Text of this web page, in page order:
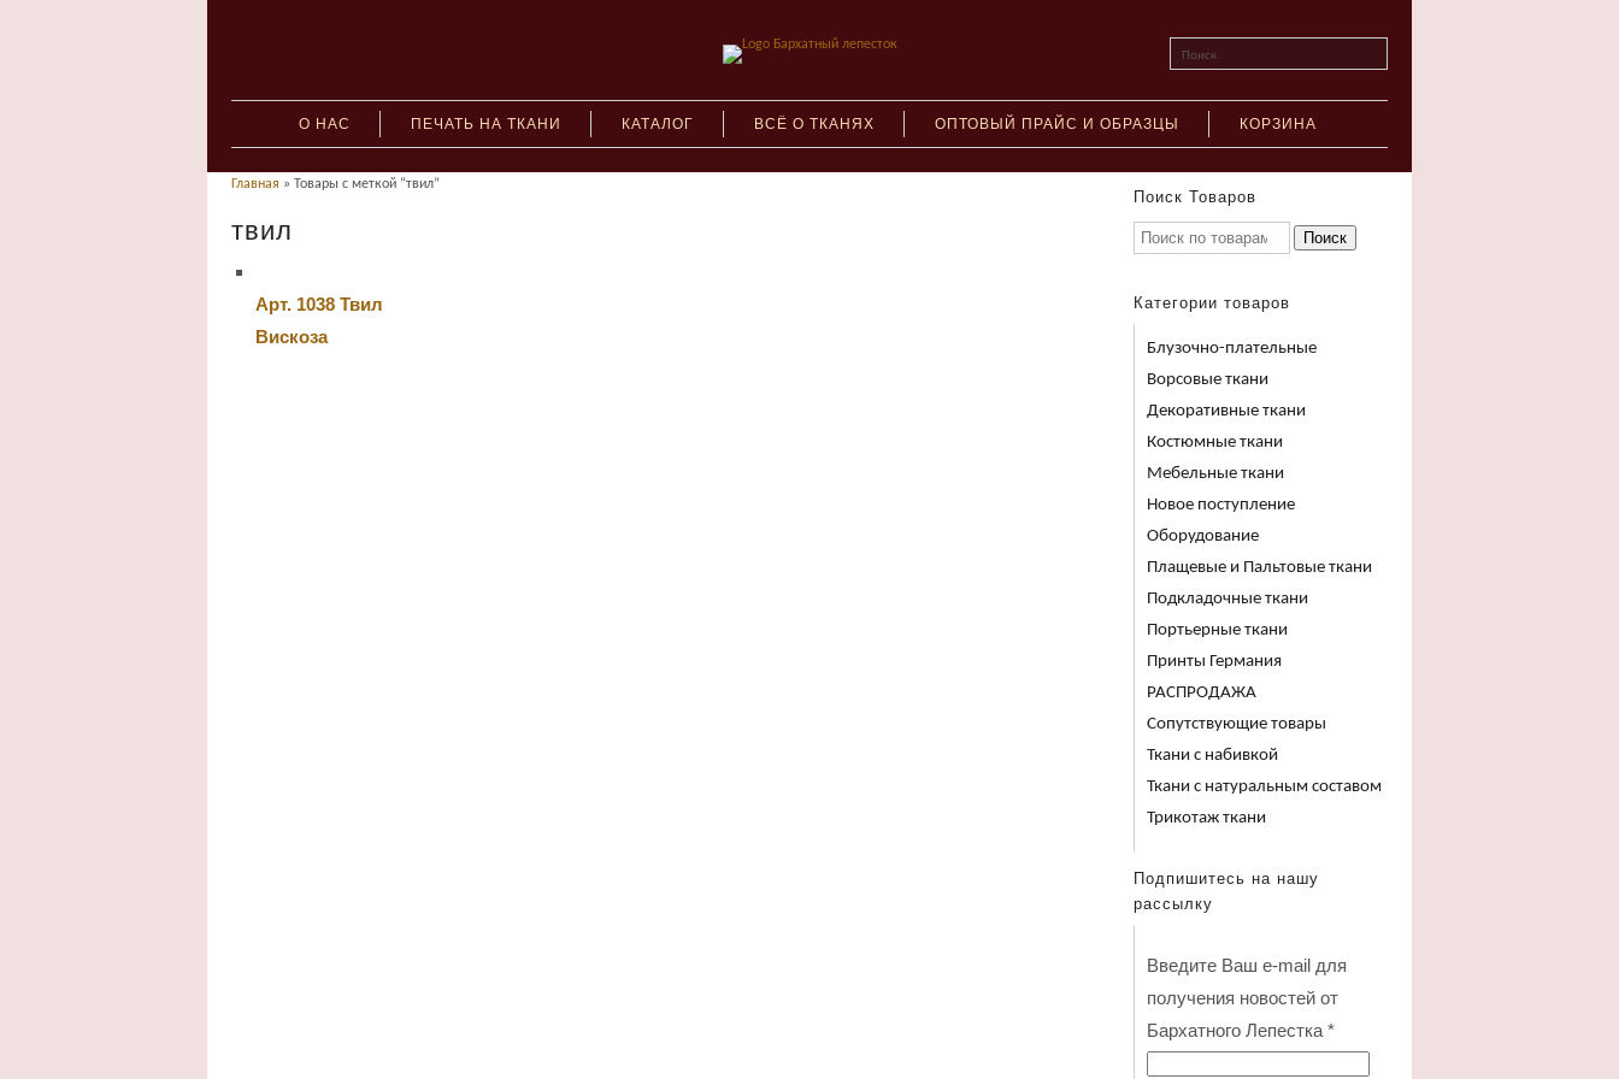
Поиск
О НАС ПЕЧАТЬ НА ТКАНИ КАТАЛОГ ВСЁ О ТКАНЯХ ОПТОВЫЙ ПРАЙС И ОБРАЗЦЫ КОРЗИНА
Главная » Товары с меткой “твил”
твил
Арт. 1038 Твил
Вискоза
Поиск Товаров
Поиск
Категории товаров
Блузочно-плательные
Ворсовые ткани
Декоративные ткани
Костюмные ткани
Мебельные ткани
Новое поступление
Оборудование
Плащевые и Пальтовые ткани
Подкладочные ткани
Портьерные ткани
Принты Германия
РАСПРОДАЖА
Сопутствующие товары
Ткани с набивкой
Ткани с натуральным составом
Трикотаж ткани
Подпишитесь на нашу
рассылку
Введите Ваш e-mail для
получения новостей от
Бархатного Лепестка *